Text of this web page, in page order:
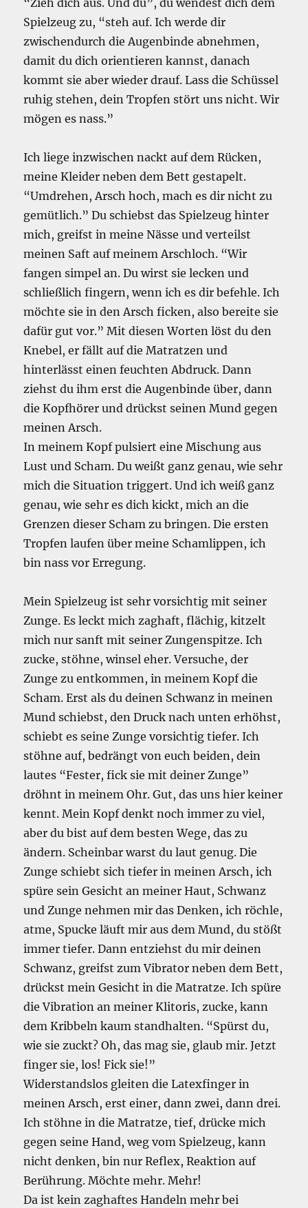
“Zieh dich aus. Und du”, du wendest dich dem
Spielzeug zu, “steh auf. Ich werde dir
zwischendurch die Augenbinde abnehmen,
damit du dich orientieren kannst, danach
kommt sie aber wieder drauf. Lass die Schüssel
ruhig stehen, dein Tropfen stört uns nicht. Wir
mögen es nass.”
Ich liege inzwischen nackt auf dem Rücken,
meine Kleider neben dem Bett gestapelt.
“Umdrehen, Arsch hoch, mach es dir nicht zu
gemütlich.” Du schiebst das Spielzeug hinter
mich, greifst in meine Nässe und verteilst
meinen Saft auf meinem Arschloch. “Wir
fangen simpel an. Du wirst sie lecken und
schließlich fingern, wenn ich es dir befehle. Ich
möchte sie in den Arsch ficken, also bereite sie
dafür gut vor.” Mit diesen Worten löst du den
Knebel, er fällt auf die Matratzen und
hinterlässt einen feuchten Abdruck. Dann
ziehst du ihm erst die Augenbinde über, dann
die Kopfhörer und drückst seinen Mund gegen
meinen Arsch.
In meinem Kopf pulsiert eine Mischung aus
Lust und Scham. Du weißt ganz genau, wie sehr
mich die Situation triggert. Und ich weiß ganz
genau, wie sehr es dich kickt, mich an die
Grenzen dieser Scham zu bringen. Die ersten
Tropfen laufen über meine Schamlippen, ich
bin nass vor Erregung.
Mein Spielzeug ist sehr vorsichtig mit seiner
Zunge. Es leckt mich zaghaft, flächig, kitzelt
mich nur sanft mit seiner Zungenspitze. Ich
zucke, stöhne, winsel eher. Versuche, der
Zunge zu entkommen, in meinem Kopf die
Scham. Erst als du deinen Schwanz in meinen
Mund schiebst, den Druck nach unten erhöhst,
schiebt es seine Zunge vorsichtig tiefer. Ich
stöhne auf, bedrängt von euch beiden, dein
lautes “Fester, fick sie mit deiner Zunge”
dröhnt in meinem Ohr. Gut, das uns hier keiner
kennt. Mein Kopf denkt noch immer zu viel,
aber du bist auf dem besten Wege, das zu
ändern. Scheinbar warst du laut genug. Die
Zunge schiebt sich tiefer in meinen Arsch, ich
spüre sein Gesicht an meiner Haut, Schwanz
und Zunge nehmen mir das Denken, ich röchle,
atme, Spucke läuft mir aus dem Mund, du stößt
immer tiefer. Dann entziehst du mir deinen
Schwanz, greifst zum Vibrator neben dem Bett,
drückst mein Gesicht in die Matratze. Ich spüre
die Vibration an meiner Klitoris, zucke, kann
dem Kribbeln kaum standhalten. “Spürst du,
wie sie zuckt? Oh, das mag sie, glaub mir. Jetzt
finger sie, los! Fick sie!”
Widerstandslos gleiten die Latexfinger in
meinen Arsch, erst einer, dann zwei, dann drei.
Ich stöhne in die Matratze, tief, drücke mich
gegen seine Hand, weg vom Spielzeug, kann
nicht denken, bin nur Reflex, Reaktion auf
Berührung. Möchte mehr. Mehr!
Da ist kein zaghaftes Handeln mehr bei